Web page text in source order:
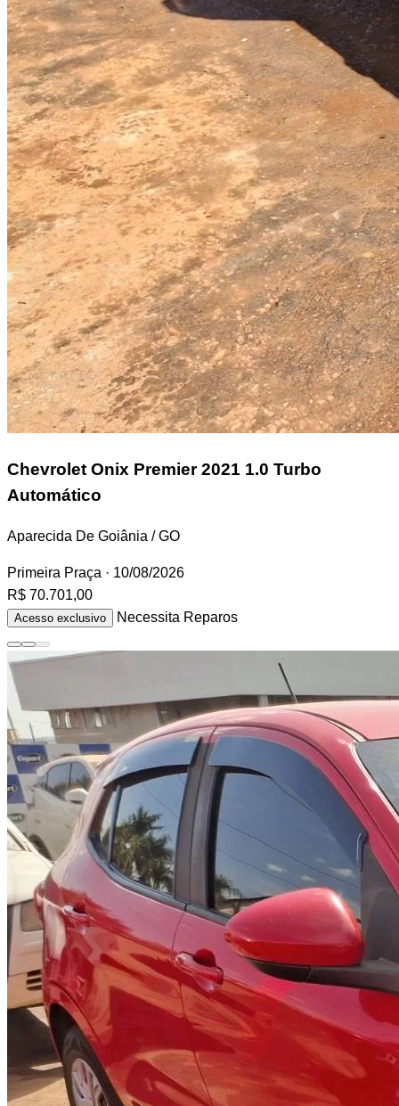
Chevrolet Onix Premier 2021 1.0 Turbo
Automático
Aparecida De Goiânia / GO
Primeira Praça · 10/08/2026
R$ 70.701,00
Acesso exclusivo Necessita Reparos